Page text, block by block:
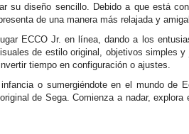
su diseño sencillo. Debido a que está
de una manera más relajada y
ECCO Jr. en línea, dando a los
de estilo original, objetivos simples
tiempo en configuración o ajustes.
o sumergiéndote en el mundo de
de Sega. Comienza a nadar,